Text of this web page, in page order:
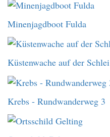
Minenjagdboot Fulda
Küstenwache auf der Schlei
Krebs - Rundwanderweg 3